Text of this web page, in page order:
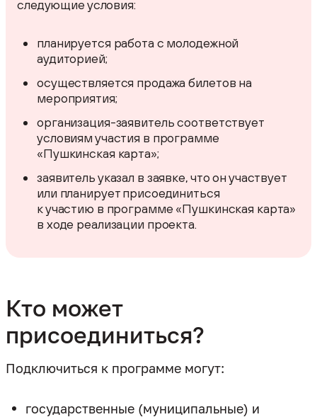
планируется работа с молодежной
аудиторией;
осуществляется продажа билетов на
мероприятия;
организация-заявитель соответствует
условиям участия в программе
«Пушкинская карта»;
заявитель указал в заявке, что он участвует
или планирует присоединиться
к участию в программе «Пушкинская карта»
в ходе реализации проекта.
Кто может
присоединиться?
государственные (муниципальные) и